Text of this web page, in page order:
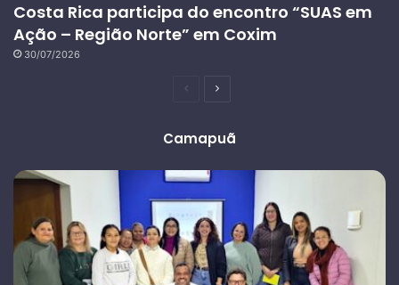
Costa Rica participa do encontro “SUAS em
Ação – Região Norte” em Coxim
30/07/2026
PáginaPróxima
Camapuã